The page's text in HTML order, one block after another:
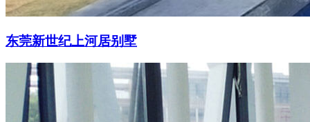
东莞新世纪上河居别墅